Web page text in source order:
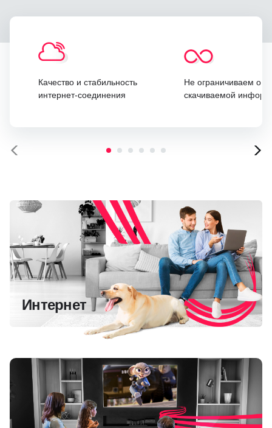
Качество и стабильность
интернет-соединения
Не ограничиваем
скачиваемой
Интернет